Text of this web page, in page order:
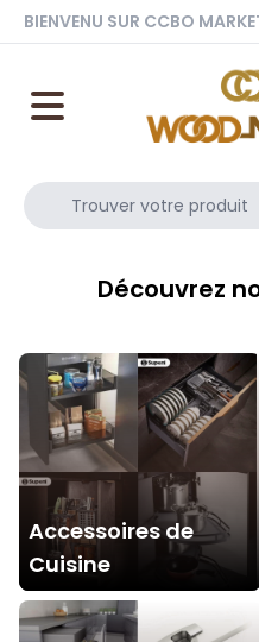
BIENVENU SUR CCBO
Découvrez
Accessoires de
Cuisine